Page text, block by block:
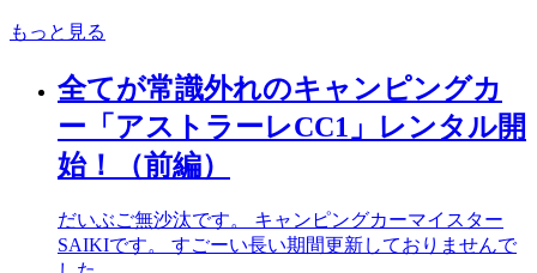
もっと見る
全てが常識外れのキャンピングカ
ー「アストラーレCC1」レンタル開
始！（前編）
だいぶご無沙汰です。 キャンピングカーマイスター
SAIKIです。 すごーい長い期間更新しておりませんで